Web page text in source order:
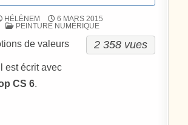
HÉLÈNEM 6 MARS 2015
POSTÉ DANS
PEINTURE NUMÉRIQUE
2 358 vues
de valeurs
est écrit avec
CS 6.